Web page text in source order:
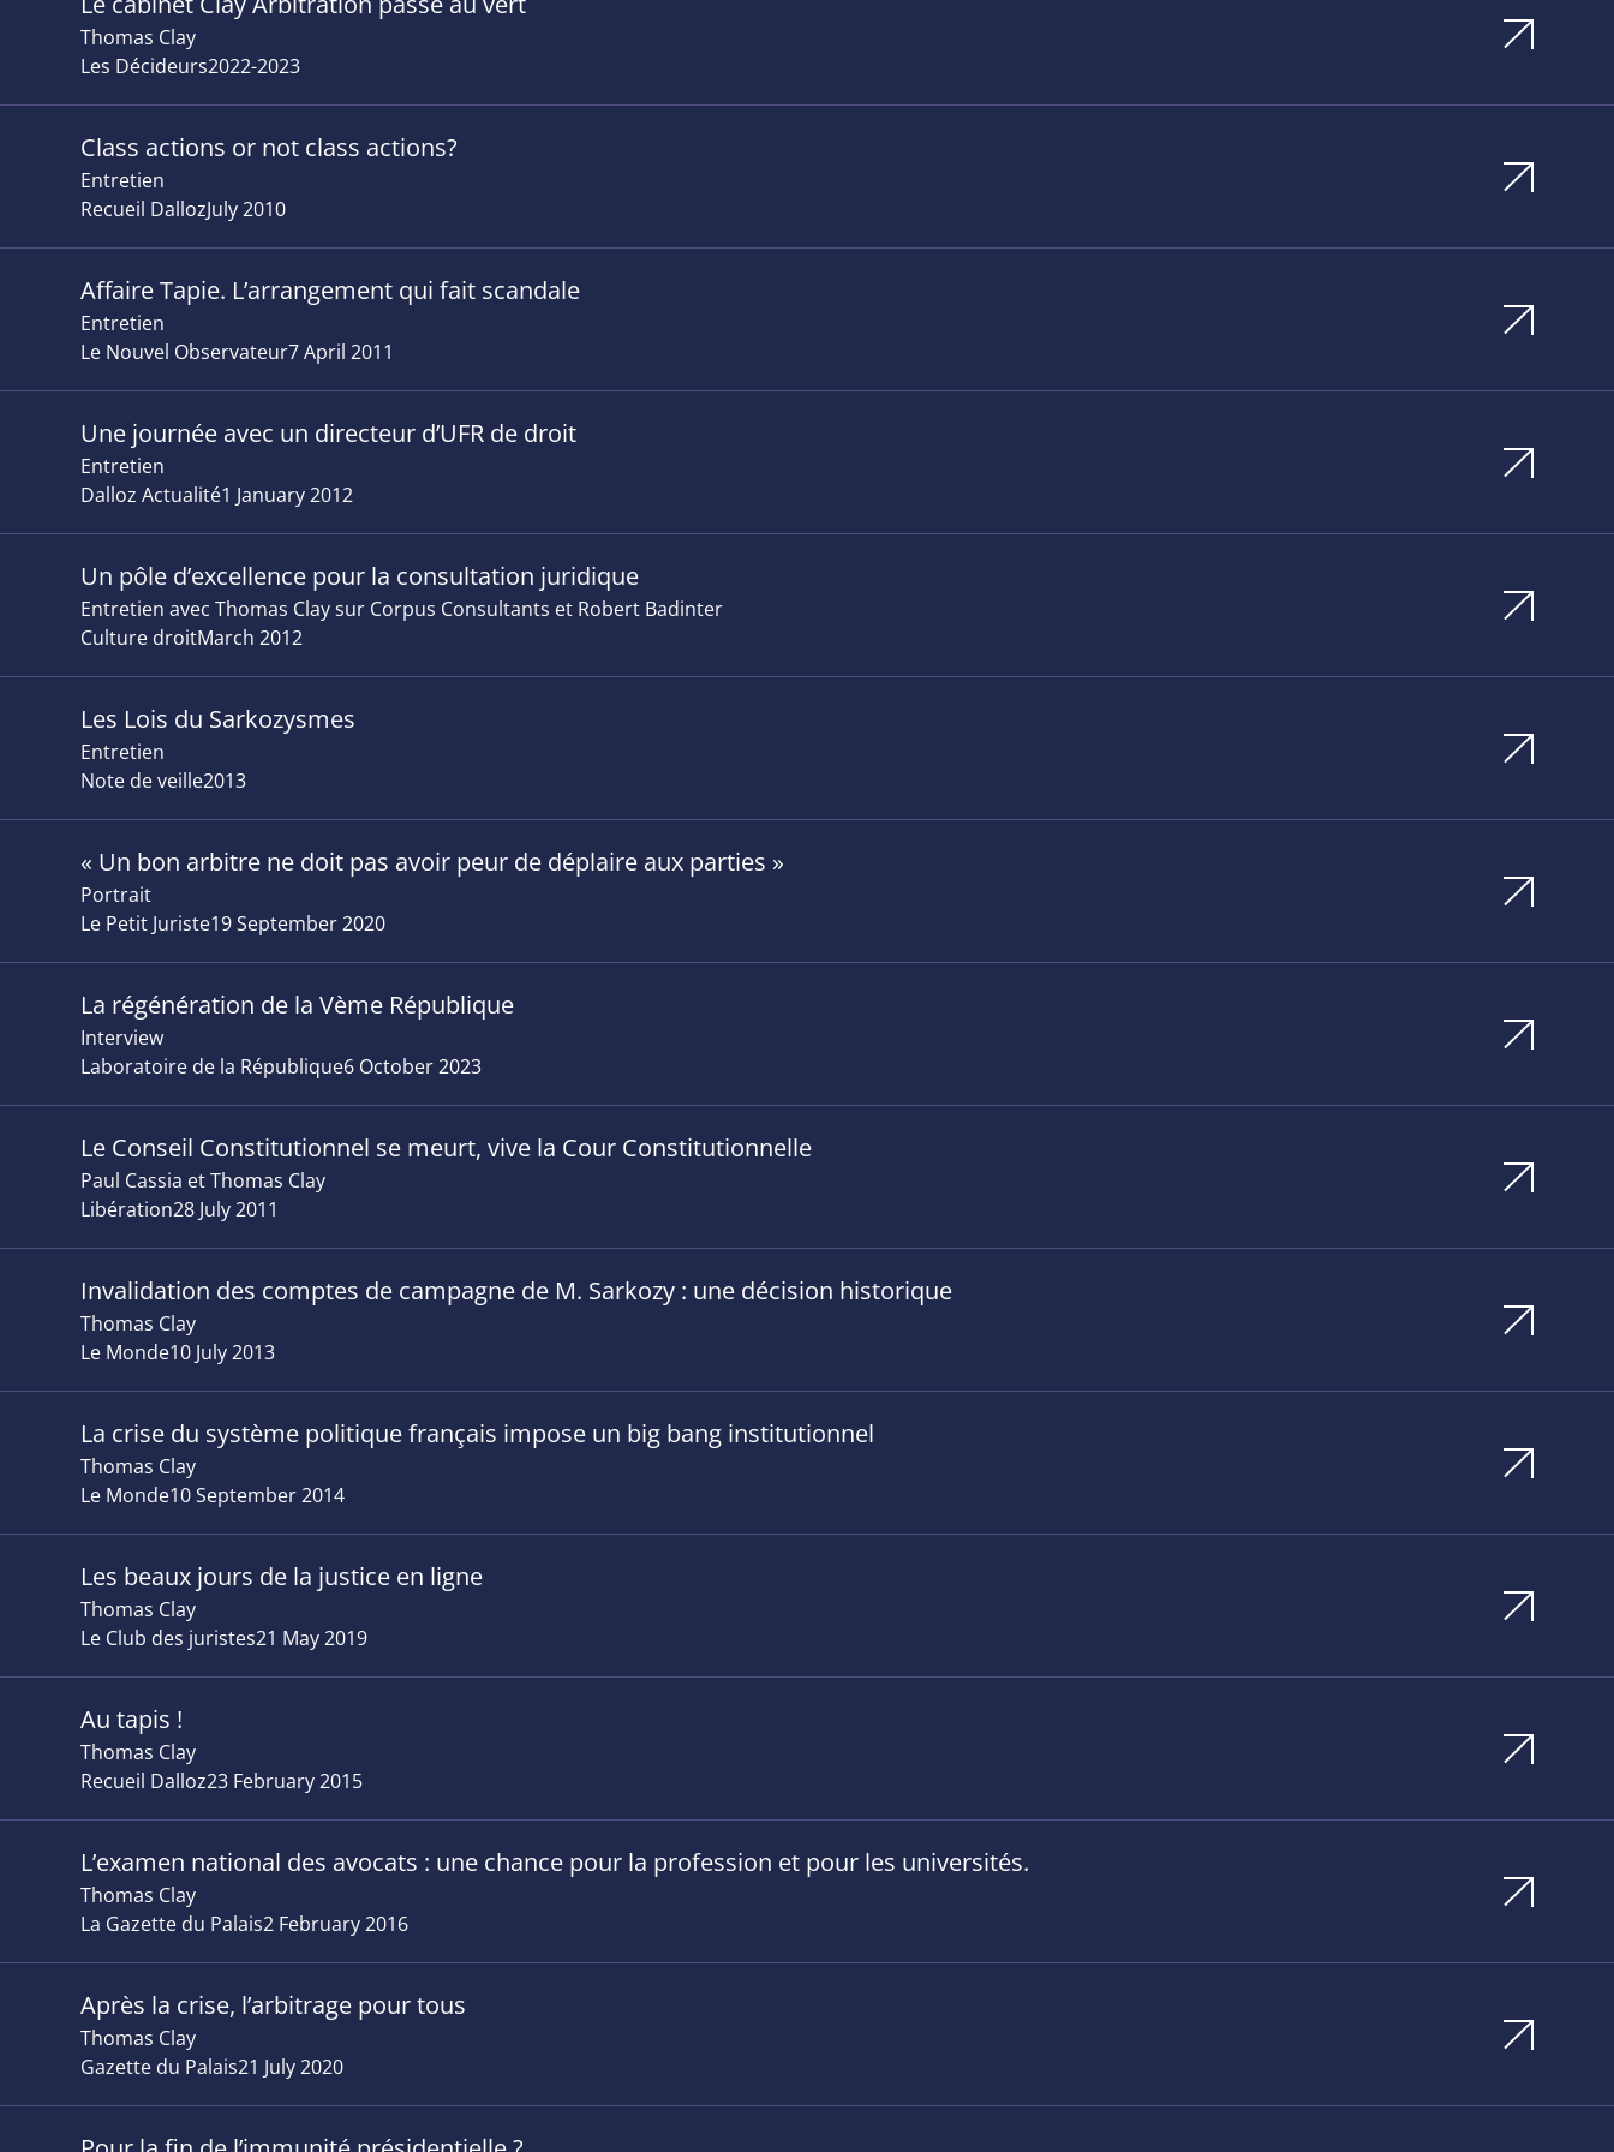
Thomas Clay
Les Décideurs2022-2023
Class actions or not class actions?
Entretien
Recueil DallozJuly 2010
Affaire Tapie. L’arrangement qui fait scandale
Entretien
Le Nouvel Observateur7 April 2011
Une journée avec un directeur d’UFR de droit
Entretien
Dalloz Actualité1 January 2012
Un pôle d’excellence pour la consultation juridique
Entretien avec Thomas Clay sur Corpus Consultants et Robert Badinter
Culture droitMarch 2012
Les Lois du Sarkozysmes
Entretien
Note de veille2013
« Un bon arbitre ne doit pas avoir peur de déplaire aux parties »
Portrait
Le Petit Juriste19 September 2020
La régénération de la Vème République
Interview
Laboratoire de la République6 October 2023
Le Conseil Constitutionnel se meurt, vive la Cour Constitutionnelle
Paul Cassia et Thomas Clay
Libération28 July 2011
Invalidation des comptes de campagne de M. Sarkozy : une décision historique
Thomas Clay
Le Monde10 July 2013
La crise du système politique français impose un big bang institutionnel
Thomas Clay
Le Monde10 September 2014
Les beaux jours de la justice en ligne
Thomas Clay
Le Club des juristes21 May 2019
Au tapis !
Thomas Clay
Recueil Dalloz23 February 2015
L’examen national des avocats : une chance pour la profession et pour les universités.
Thomas Clay
La Gazette du Palais2 February 2016
Après la crise, l’arbitrage pour tous
Thomas Clay
Gazette du Palais21 July 2020